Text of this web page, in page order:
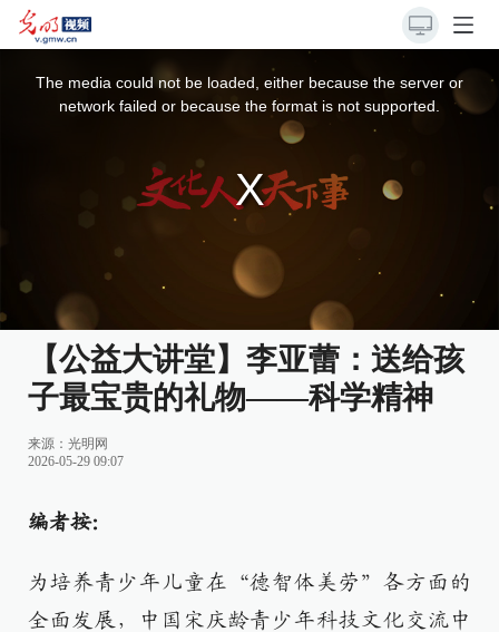
The media could not be loaded, either because the server or
network failed or because the format is not supported.
【公益大讲堂】李亚蕾：送给孩
子最宝贵的礼物——科学精神
来源： 光明网
2026-05-29 09:07
编者按：
为培养青少年儿童在“德智体美劳”各方面的
全面发展，中国宋庆龄青少年科技文化交流中